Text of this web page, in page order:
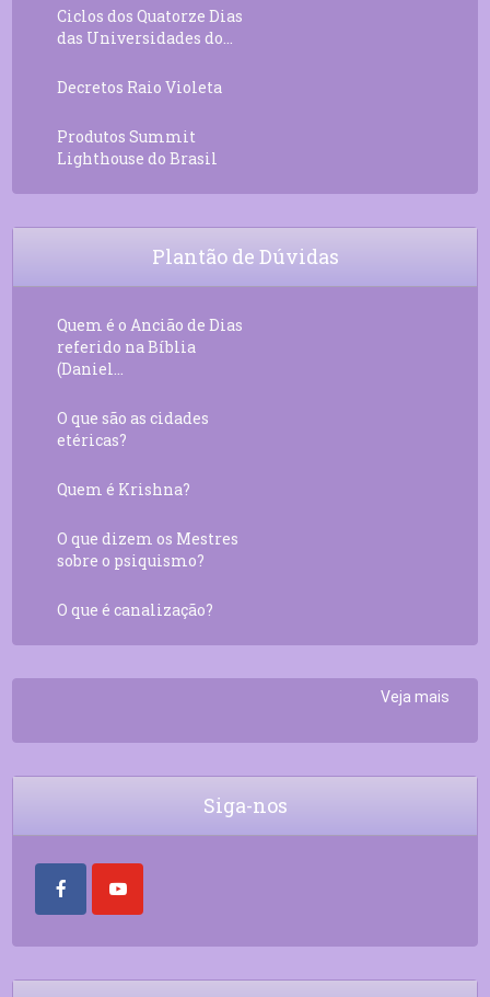
Ciclos dos Quatorze Dias
das Universidades do...
Decretos Raio Violeta
Produtos Summit
Lighthouse do Brasil
Plantão de Dúvidas
Quem é o Ancião de Dias
referido na Bíblia
(Daniel...
O que são as cidades
etéricas?
Quem é Krishna?
O que dizem os Mestres
sobre o psiquismo?
O que é canalização?
Veja mais
Siga-nos